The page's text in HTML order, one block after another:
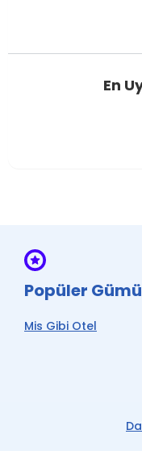
En
Popüler
Mis Gibi Otel